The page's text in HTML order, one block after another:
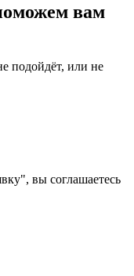
вам
подойдёт, или не
вы соглашаетесь